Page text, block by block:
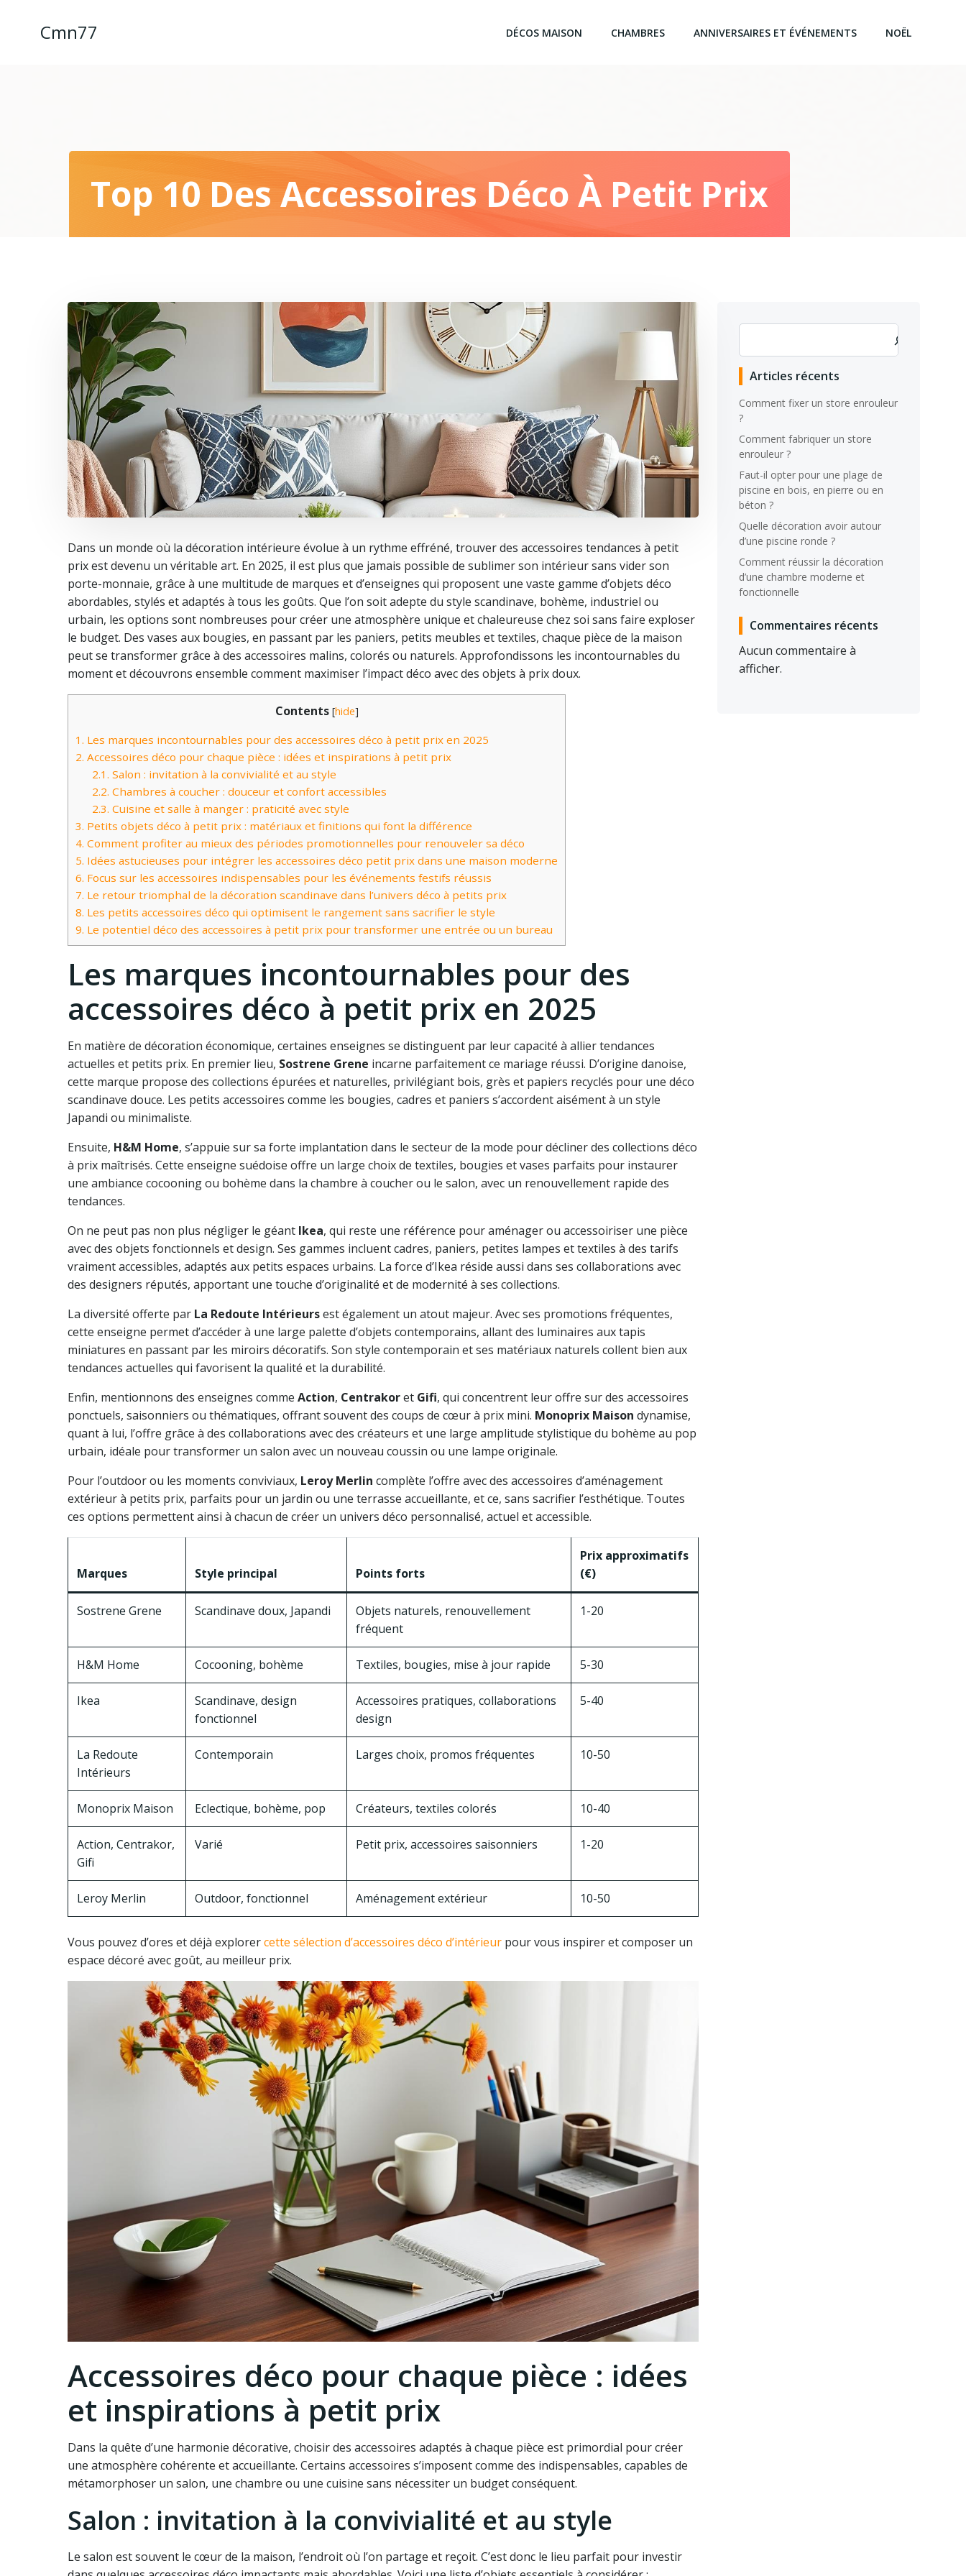
contenuCmn77 DÉCOS MAISON CHAMBRES ANNIVERSAIRES ET ÉVÉNEMENTS NOËL
Top 10 Des Accessoires Déco À Petit Prix
Dans un monde où la décoration intérieure évolue à un rythme effréné, trouver des accessoires tendances à petit
prix est devenu un véritable art. En 2025, il est plus que jamais possible de sublimer son intérieur sans vider son
porte-monnaie, grâce à une multitude de marques et d’enseignes qui proposent une vaste gamme d’objets déco
abordables, stylés et adaptés à tous les goûts. Que l’on soit adepte du style scandinave, bohème, industriel ou
urbain, les options sont nombreuses pour créer une atmosphère unique et chaleureuse chez soi sans faire exploser
le budget. Des vases aux bougies, en passant par les paniers, petits meubles et textiles, chaque pièce de la maison
peut se transformer grâce à des accessoires malins, colorés ou naturels. Approfondissons les incontournables du
moment et découvrons ensemble comment maximiser l’impact déco avec des objets à prix doux.
Contents [hide]
1. Les marques incontournables pour des accessoires déco à petit prix en 2025
2. Accessoires déco pour chaque pièce : idées et inspirations à petit prix
2.1. Salon : invitation à la convivialité et au style
2.2. Chambres à coucher : douceur et confort accessibles
2.3. Cuisine et salle à manger : praticité avec style
3. Petits objets déco à petit prix : matériaux et finitions qui font la différence
4. Comment profiter au mieux des périodes promotionnelles pour renouveler sa déco
5. Idées astucieuses pour intégrer les accessoires déco petit prix dans une maison moderne
6. Focus sur les accessoires indispensables pour les événements festifs réussis
7. Le retour triomphal de la décoration scandinave dans l’univers déco à petits prix
8. Les petits accessoires déco qui optimisent le rangement sans sacrifier le style
9. Le potentiel déco des accessoires à petit prix pour transformer une entrée ou un bureau
Les marques incontournables pour des
accessoires déco à petit prix en 2025
En matière de décoration économique, certaines enseignes se distinguent par leur capacité à allier tendances
actuelles et petits prix. En premier lieu, Sostrene Grene incarne parfaitement ce mariage réussi. D’origine danoise,
cette marque propose des collections épurées et naturelles, privilégiant bois, grès et papiers recyclés pour une déco
scandinave douce. Les petits accessoires comme les bougies, cadres et paniers s’accordent aisément à un style
Japandi ou minimaliste.
Ensuite, H&M Home, s’appuie sur sa forte implantation dans le secteur de la mode pour décliner des collections déco
à prix maîtrisés. Cette enseigne suédoise offre un large choix de textiles, bougies et vases parfaits pour instaurer
une ambiance cocooning ou bohème dans la chambre à coucher ou le salon, avec un renouvellement rapide des
tendances.
On ne peut pas non plus négliger le géant Ikea, qui reste une référence pour aménager ou accessoiriser une pièce
avec des objets fonctionnels et design. Ses gammes incluent cadres, paniers, petites lampes et textiles à des tarifs
vraiment accessibles, adaptés aux petits espaces urbains. La force d’Ikea réside aussi dans ses collaborations avec
des designers réputés, apportant une touche d’originalité et de modernité à ses collections.
La diversité offerte par La Redoute Intérieursest également un atout majeur. Avec ses promotions fréquentes,
cette enseigne permet d’accéder à une large palette d’objets contemporains, allant des luminaires aux tapis
miniatures en passant par les miroirs décoratifs. Son style contemporain et ses matériaux naturels collent bien aux
tendances actuelles qui favorisent la qualité et la durabilité.
Enfin, mentionnons des enseignes comme Action, Centrakoret Gifi, qui concentrent leur offre sur des accessoires
ponctuels, saisonniers ou thématiques, offrant souvent des coups de cœur à prix mini. Monoprix Maison dynamise,
quant à lui, l’offre grâce à des collaborations avec des créateurs et une large amplitude stylistique du bohème au pop
urbain, idéale pour transformer un salon avec un nouveau coussin ou une lampe originale.
Pour l’outdoor ou les moments conviviaux, Leroy Merlin complète l’offre avec des accessoires d’aménagement
extérieur à petits prix, parfaits pour un jardin ou une terrasse accueillante, et ce, sans sacrifier l’esthétique. Toutes
ces options permettent ainsi à chacun de créer un univers déco personnalisé, actuel et accessible.
Marques Style principal Points forts
Prix approximatifs
(€)
Sostrene Grene Scandinave doux, Japandi
Objets naturels, renouvellement
fréquent
1-20
H&M Home Cocooning, bohème Textiles, bougies, mise à jour rapide 5-30
Ikea
Scandinave, design
fonctionnel
Accessoires pratiques, collaborations
design
5-40
La Redoute
Intérieurs
Contemporain Larges choix, promos fréquentes 10-50
Monoprix Maison Eclectique, bohème, pop Créateurs, textiles colorés 10-40
Action, Centrakor,
Gifi
Varié Petit prix, accessoires saisonniers 1-20
Leroy Merlin Outdoor, fonctionnel Aménagement extérieur 10-50
Vous pouvez d’ores et déjà explorercette sélection d’accessoires déco d’intérieur pour vous inspirer et composer un
espace décoré avec goût, au meilleur prix.
Accessoires déco pour chaque pièce : idées
et inspirations à petit prix
Dans la quête d’une harmonie décorative, choisir des accessoires adaptés à chaque pièce est primordial pour créer
une atmosphère cohérente et accueillante. Certains accessoires s’imposent comme des indispensables, capables de
métamorphoser un salon, une chambre ou une cuisine sans nécessiter un budget conséquent.
Salon : invitation à la convivialité et au style
Le salon est souvent le cœur de la maison, l’endroit où l’on partage et reçoit. C’est donc le lieu parfait pour investir
Articles récents
Comment fixer un store enrouleur
?
Comment fabriquer un store
enrouleur ?
Faut-il opter pour une plage de
piscine en bois, en pierre ou en
béton ?
Quelle décoration avoir autour
d’une piscine ronde ?
Comment réussir la décoration
d’une chambre moderne et
fonctionnelle
Commentaires récents
Aucun commentaire à
afficher.